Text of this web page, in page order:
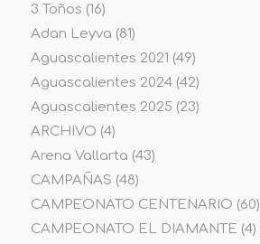
3 Toños (16)
Adan Leyva (81)
Aguascalientes 2021 (49)
Aguascalientes 2024(42)
Aguascalientes 2025 (23)
ARCHIVO (4)
Arena Vallarta (43)
CAMPAÑAS (48)
CAMPEONATO CENTENARIO (60)
CAMPEONATO EL DIAMANTE (4)